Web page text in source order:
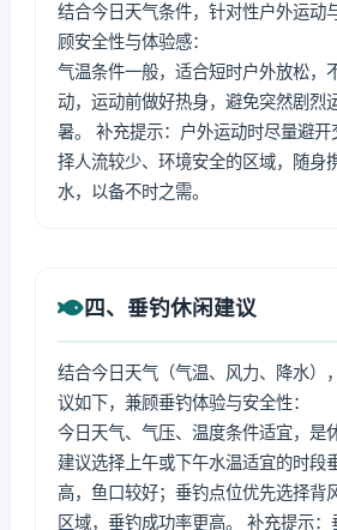
结合今日天气条件，针对性户外运动
顾安全性与体验感：
气温条件一般，适合短时户外放松，
动，运动前做好热身，避免突然剧烈
暑。 补充提示：户外运动时尽量避
择人流较少、环境安全的区域，随身
水，以备不时之需。
四、垂钓休闲建议
结合今日天气（气温、风力、降水）
议如下，兼顾垂钓体验与安全性：
今日天气、气压、温度条件适宜，是
建议选择上午或下午水温适宜的时段
高，鱼口较好；垂钓点位优先选择背
区域，垂钓成功率更高。 补充提示